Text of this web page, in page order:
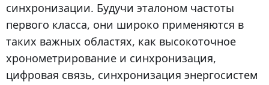
синхронизации. Будучи эталоном частоты
первого класса, они широко применяются в
таких важных областях, как высокоточное
хронометрирование и синхронизация,
цифровая связь, синхронизация энергосистем